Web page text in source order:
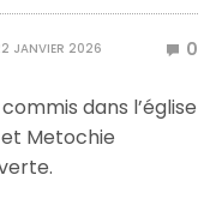
JANVIER 2026 0
dans l’église
Metochie